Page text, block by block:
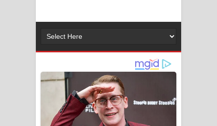
- ලියමුද දැන් අනාගතේ ගීතයේ පද පෙළ
Doni Song Lyrics - දෝණි ගීතයේ පද
පෙළ